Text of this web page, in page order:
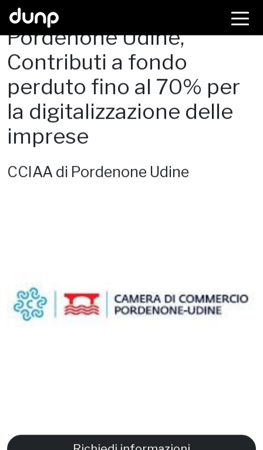
dunp
Pordenone Udine,
Contributi a fondo
perduto fino al 70% per
la digitalizzazione delle
imprese